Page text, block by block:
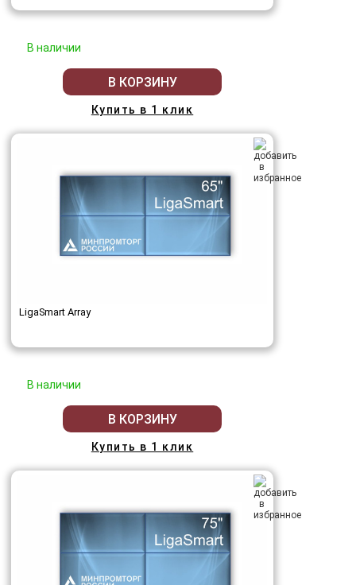
В наличии
В КОРЗИНУ
Купить в 1 клик
LigaSmart Array
В наличии
В КОРЗИНУ
Купить в 1 клик